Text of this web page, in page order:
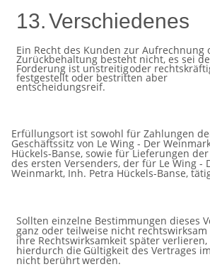
13.Verschiedenes
Ein Recht des Kunden zur Aufrechnung
Zurückbehaltung besteht nicht, es sei
Forderung ist unstreitigoder
festgestellt oder bestritten aber
entscheidungsreif.
Erfüllungsort ist sowohl für Zahlungen
Geschäftssitz von Le Wing - Der
Hückels-Banse, sowie für Lieferungen
des ersten Versenders, der für Le Wing -
Weinmarkt, Inh. Petra Hückels-Banse,
Sollten einzelne Bestimmungen dieses
ganz oder teilweise nicht rechtswirksam
ihre Rechtswirksamkeit später verlieren,
hierdurch die Gültigkeit des Vertrages im
nicht berührt werden.